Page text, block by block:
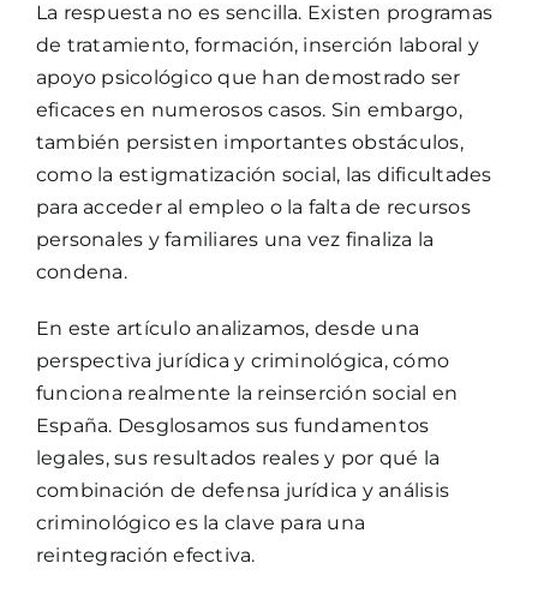
La respuesta no es sencilla. Existen programas
de tratamiento, formación, inserción laboral y
apoyo psicológico que han demostrado ser
eficaces en numerosos casos. Sin embargo,
también persisten importantes obstáculos,
como la estigmatización social, las dificultades
para acceder al empleo o la falta de recursos
personales y familiares una vez finaliza la
condena.
En este artículo analizamos, desde una
perspectiva jurídica y criminológica, cómo
funciona realmente la reinserción social en
España. Desglosamos sus fundamentos
legales, sus resultados reales y por qué la
combinación de defensa jurídica y análisis
criminológico es la clave para una
reintegración efectiva.